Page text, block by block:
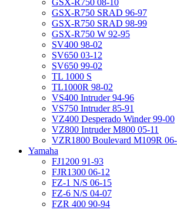
GSX-R750 08-10
GSX-R750 SRAD 96-97
GSX-R750 SRAD 98-99
GSX-R750 W 92-95
SV400 98-02
SV650 03-12
SV650 99-02
TL 1000 S
TL1000R 98-02
VS400 Intruder 94-96
VS750 Intruder 85-91
VZ400 Desperado Winder 99-00
VZ800 Intruder M800 05-11
VZR1800 Boulevard M109R
Yamaha
FJ1200 91-93
FJR1300 06-12
FZ-1 N/S 06-15
FZ-6 N/S 04-07
FZR 400 90-94